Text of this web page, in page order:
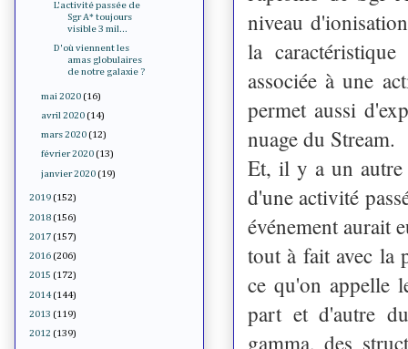
niveau
la
associée à une
permet aussi
nuage du Stream.
Et, il y a un autre
d'une activité
événement aurait
tout à fait avec la
ce qu'on appelle
part et d'autre
gamma, des
L'activité passée de
Sgr A* toujours
visible 3 mil...
D'où viennent les
amas globulaires
de notre galaxie ?
mai 2020 (16)
avril 2020 (14)
mars 2020 (12)
février 2020 (13)
janvier 2020 (19)
2019 (152)
2018 (156)
2017 (157)
2016 (206)
2015 (172)
2014 (144)
2013 (119)
2012 (139)